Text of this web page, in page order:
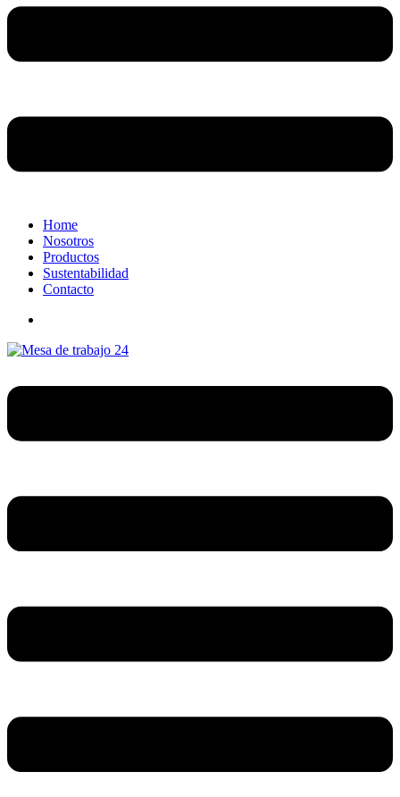
Home
Nosotros
Productos
Sustentabilidad
Contacto